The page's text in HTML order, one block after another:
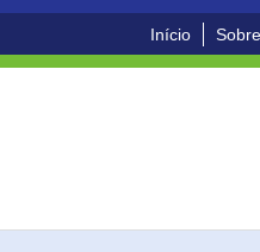
Início